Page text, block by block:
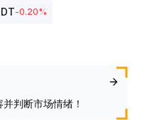
-0.20%
判断市场情绪！